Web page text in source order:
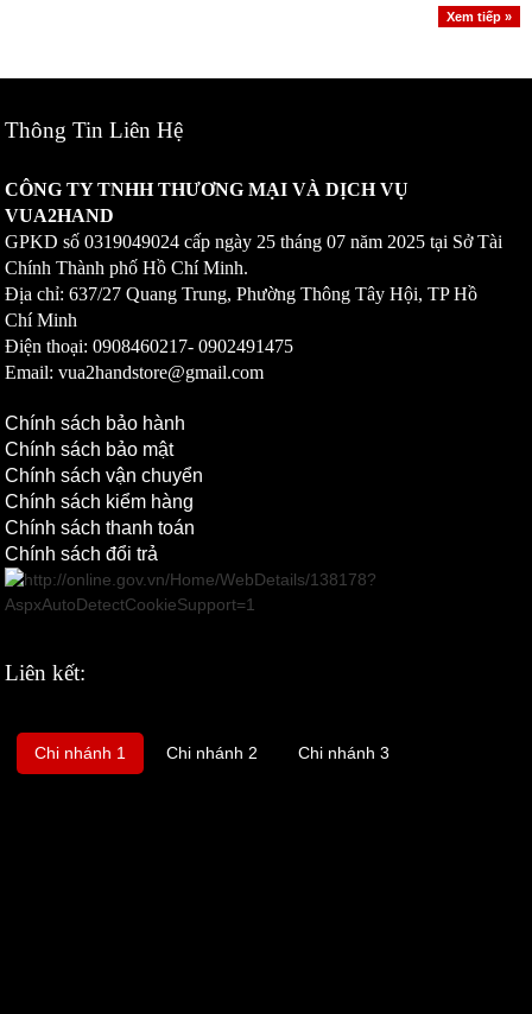
Xem tiếp »
Thông Tin Liên Hệ
CÔNG TY TNHH THƯƠNG MẠI VÀ DỊCH VỤ
VUA2HAND
GPKD số0319049024 cấp ngày 25 tháng 07 năm 2025 tại Sở Tài
Chính Thành phố Hồ Chí Minh.
Địa chỉ: 637/27 Quang Trung, Phường Thông Tây Hội, TP Hồ
Chí Minh
Điện thoại: 0908460217-0902491475
Email: vua2handstore@gmail.com
Chính sách bảo hành
Chính sách bảo mật
Chính sách vận chuyển
Chính sách kiểm hàng
Chính sách thanh toán
Chính sách đổi trả
Liên kết:
Chi nhánh 1 Chi nhánh 2 Chi nhánh 3